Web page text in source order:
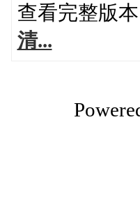
查看完整版
清...